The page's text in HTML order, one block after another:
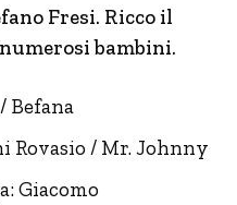
Fresi. Ricco il
bambini.
Befana
Rovasio / Mr. Johnny
Giacomo